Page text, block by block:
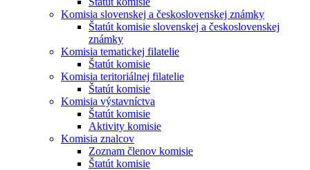
Komisia slovenskej a československej známky
Štatút komisie slovenskej a československej
známky
Komisia tematickej filatelie
Štatút komisie
Komisia teritoriálnej filatelie
Štatút komisie
Komisia výstavníctva
Štatút komisie
Aktivity komisie
Komisia znalcov
Zoznam členov komisie
Štatút komisie